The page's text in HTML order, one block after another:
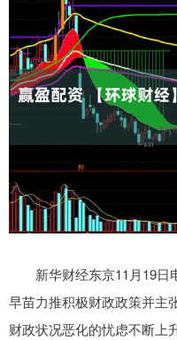
新华财经东京11月19日
早苗力推积极财政政策并主
财政状况恶化的忧虑不断上